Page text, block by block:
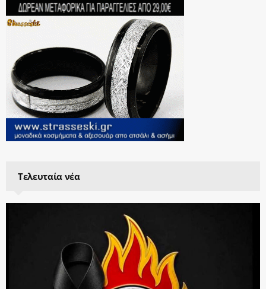
Τελευταία νέα